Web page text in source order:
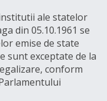
ale statelor
din 05.10.1961 se
emise de state
sunt exceptate de la
conform